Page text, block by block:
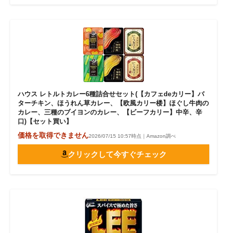
ハウス レトルトカレー6種詰合せセット(【カフェdeカリー】バ
ターチキン、ほうれん草カレー、【欧風カリー楼】ほぐし牛肉の
カレー、三種のブイヨンのカレー、【ビーフカリー】中辛、辛
口)【セット買い】
価格を取得できません2026/07/15 10:57時点｜Amazon調べ
クリックして今すぐチェック